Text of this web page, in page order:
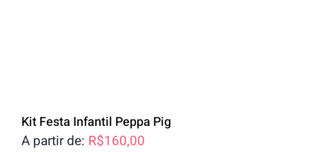
Kit Festa Infantil Peppa Pig
A partir de: R$160,00